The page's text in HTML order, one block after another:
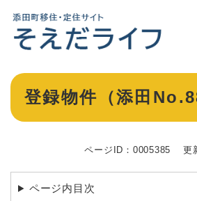
本
登録物件（添田
ページID：0005385 更
ページ内目次